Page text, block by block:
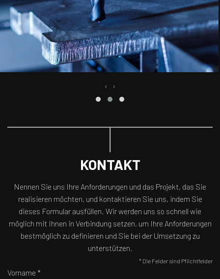
‹ ›
KONTAKT
Nennen Sie uns Ihre Anforderungen und das Projekt, das Sie
realisieren möchten, und kontaktieren Sie uns, indem Sie
dieses Formular ausfüllen. Wir werden uns so schnell wie
möglich mit Ihnen in Verbindung setzen, um Ihre Anforderungen
bestmöglich zu definieren und Sie bei der Umsetzung zu
unterstützen.
* Die Felder sind Pflichtfelder
Vorname *